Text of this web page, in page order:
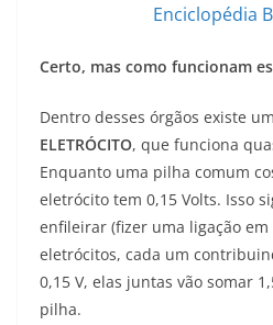
Enciclopédia
Certo, mas como funcionam
Dentro desses órgãos existe
ELETRÓCITO, que funciona
Enquanto uma pilha comum
eletrócito tem 0,15 Volts. Isso
enfileirar (fizer uma ligação em
eletrócitos, cada um
0,15 V, elas juntas vão somar
pilha.